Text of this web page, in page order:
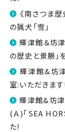
《南さつま
の猟犬「雪」
輝津館＆坊
の歴史と景勝｣
輝津館&坊
室:いただきま
輝津館&坊
(Ａ)｢SEA
た!